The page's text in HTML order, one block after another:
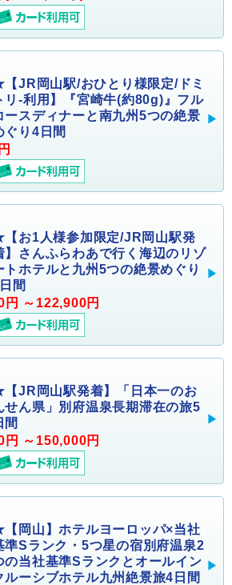
JR岡山駅/おひとり様限定/ドミ
リ-利用】『宮崎牛(約80g)』フル
ースディナーと南九州5つの絶景
ぐり4日間
お1人様参加限定/JR岡山駅発
】さんふらわあで行く海辺のリゾ
トホテルと九州5つの絶景めぐり
間
円 ～122,900円
JR岡山駅発着】「日本一のお
せん県」別府温泉長期滞在の旅5
間
円 ～150,000円
岡山】ホテルヨーロッパ×当社
準Sランク・5つ星の宿別府温泉2
の当社基準Sランクとオールイン
ルーシブホテル九州絶景旅4日間